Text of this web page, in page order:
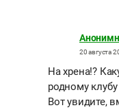
20 августа
На хрена!?
родному
Вот увидите,